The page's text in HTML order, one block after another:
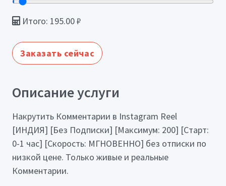
Итого: 195.00₽
Заказать сейчас
Описание услуги
Накрутить Комментарии в Instagram Reel
[ИНДИЯ] [Без Подписки] [Максимум: 200] [Старт:
0-1 час] [Скорость: МГНОВЕННО] без отписки по
низкой цене. Только живые и реальные
Комментарии.